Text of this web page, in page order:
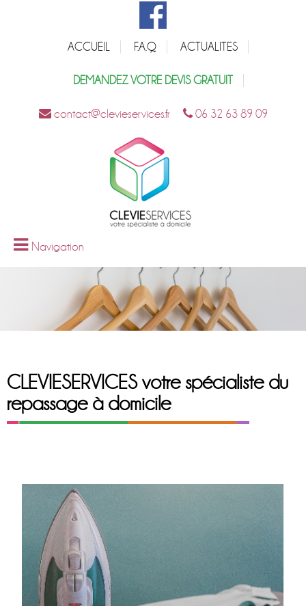
ACCUEIL F.A.Q ACTUALITES
DEMANDEZ VOTRE DEVIS GRATUIT
contact@clevieservices.fr 06 32 63 89 09
Navigation
CLEVIESERVICES votre spécialiste du
repassage à domicile